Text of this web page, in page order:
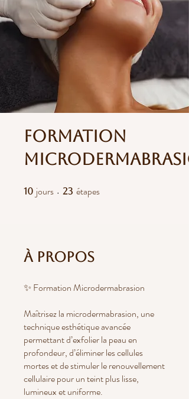
Formation
10 jours 10 jours
23 étapes
À propos
✨ Formation Microdermabrasion
Maîtrisez la microdermabrasion, une
technique esthétique avancée
permettant d’exfolier la peau en
profondeur, d’éliminer les cellules
mortes et de stimuler le renouvellement
cellulaire pour un teint plus lisse,
lumineux et uniforme.